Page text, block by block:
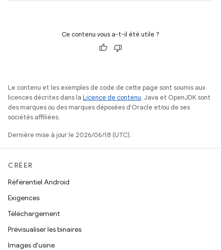
Ce contenu vous a-t-il été utile ?
Le contenu et les exemples de code de cette page sont soumis aux
licences décrites dans la Licence de contenu. Java et OpenJDK sont
des marques ou des marques déposées d'Oracle et/ou de ses
sociétés affiliées.
Dernière mise à jour le 2026/06/18 (UTC).
CRÉER
Référentiel Android
Exigences
Téléchargement
Prévisualiser les binaires
Images d'usine